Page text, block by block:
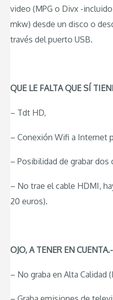
video (MPG o Divx -
mkw) desde un disco o
través del puerto USB.
QUE LE FALTA QUE SÍ
– Tdt HD,
– Conexión Wifi a Internet
– Posibilidad de grabar
– No trae el cable HDMI,
20 euros).
OJO, A TENER EN CUENTA.-
– No graba en Alta Calidad